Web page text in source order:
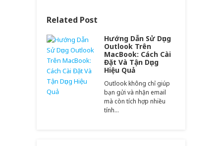
Related Post
Hướng Dẫn Sử Dụng
Outlook Trên
MacBook: Cách Cài
Đặt Và Tận Dụng
Hiệu Quả
Outlook không chỉ giúp
bạn gửi và nhận email
mà còn tích hợp nhiều
tính…